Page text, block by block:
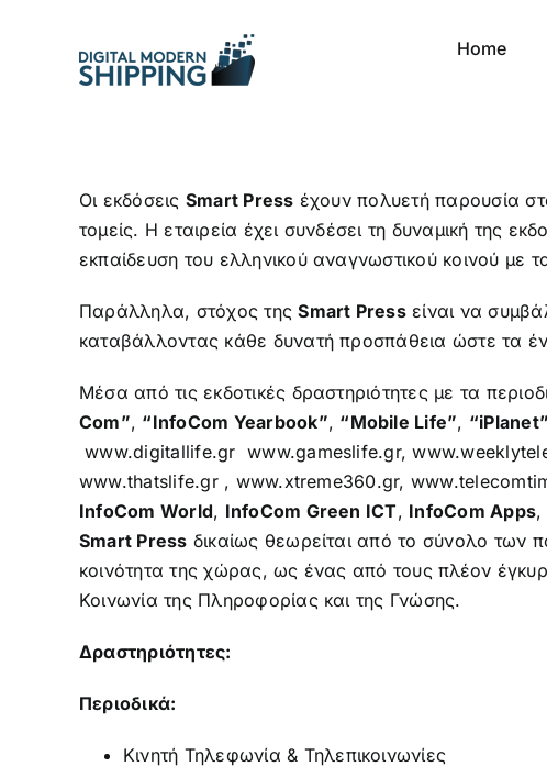
Home
Οι εκδόσεις Smart Press έχουν πολυετή παρουσία
τομείς. Η εταιρεία έχει συνδέσει τη δυναμική της
εκπαίδευση του ελληνικού αναγνωστικού κοινού με
Παράλληλα, στόχος τηςSmart Pressείναι να
καταβάλλοντας κάθε δυνατή προσπάθεια ώστε τα
Μέσα από τις εκδοτικές δραστηριότητες με τα
Com”, “InfoCom Yearbook”, “Mobile Life”, “iPlanet”
www.digitallife.gr www.gameslife.gr,
www.thatslife.gr, www.xtreme360.gr,
InfoCom World, InfoCom Green ICT, InfoCom Apps,
Smart Press δικαίως θεωρείται από το σύνολο των
κοινότητα της χώρας, ως ένας από τους πλέον
Κοινωνία της Πληροφορίας και της Γνώσης.
Δραστηριότητες:
Περιοδικά:
Κινητή Τηλεφωνία & Τηλεπικοινωνίες